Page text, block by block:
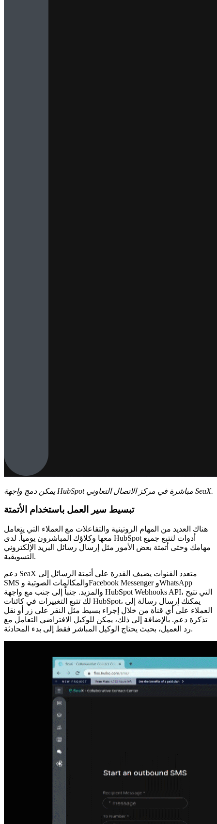
يمكن دمج واجهة HubSpot مباشرة في مركز الاتصال التعاوني SeaX.
تبسيط سير العمل باستخدام الأتمتة
هناك العديد من المهام الروتينية والتفاعلات مع العملاء التي يتعامل
معها وكلاؤك المباشرون يومياً. لدى HubSpot أدوات لتتبع جميع
مهامك وحتى أتمتة بعض الأمور مثل إرسال رسائل البريد الإلكتروني
التسويقية.
دعم SeaX متعدد القنوات يضيف القدرة على أتمتة الرسائل إلى
SMS والمكالمات الصوتية وFacebook Messenger وWhatsApp
والمزيد. جنباً إلى جنب مع واجهة HubSpot Webhooks API، التي تتيح
لك تتبع التغييرات في كائنات HubSpot، يمكنك إرسال رسالة إلى
العملاء على أي قناة من خلال إجراء بسيط مثل النقر على زر أو نقل
تذكرة دعم. بالإضافة إلى ذلك، يمكن للوكيل الافتراضي التعامل مع
رد العميل، بحيث يحتاج الوكيل المباشر فقط إلى بدء المحادثة.